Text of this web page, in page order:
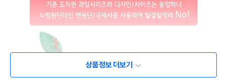
상품정보 더보기